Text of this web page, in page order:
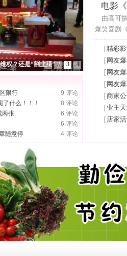
权？还是“割韭菜”？
1 2 3 4
9 评论
限行
8 评论
什么！！！
6 评论
两张
6 评论
4 评论
随意停
电影
由高可
爆笑喜剧
[精彩
[ 网友
[ 网友
[ 网友
[商家
[业主
[店家